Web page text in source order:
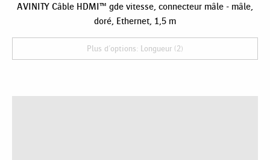
AVINITY Câble HDMI™ gde vitesse, connecteur mâle - mâle,
doré, Ethernet, 1,5 m
Plus d'options: Longueur (2)